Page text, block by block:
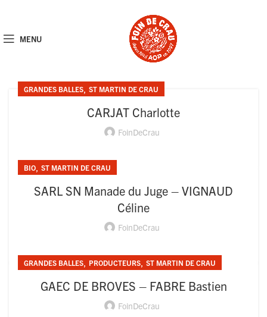
MENU
GRANDES BALLES, ST MARTIN DE CRAU
CARJAT Charlotte
FoinDeCrau
BIO, ST MARTIN DE CRAU
SARL SN Manade du Juge – VIGNAUD
Céline
FoinDeCrau
GRANDES BALLES, PRODUCTEURS, ST MARTIN DE CRAU
GAEC DE BROVES – FABRE Bastien
FoinDeCrau